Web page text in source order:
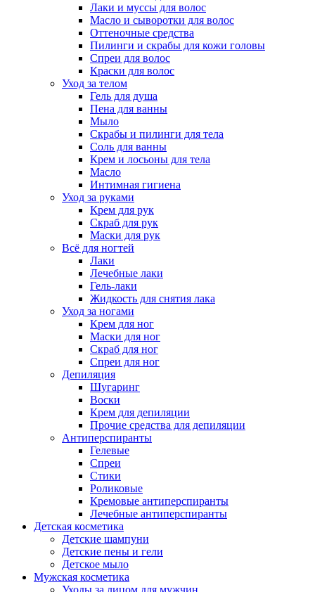
Лаки и муссы для волос
Масло и сыворотки для волос
Оттеночные средства
Пилинги и скрабы для кожи головы
Спреи для волос
Краски для волос
Уход за телом
Гель для душа
Пена для ванны
Мыло
Скрабы и пилинги для тела
Соль для ванны
Крем и лосьоны для тела
Масло
Интимная гигиена
Уход за руками
Крем для рук
Скраб для рук
Маски для рук
Всё для ногтей
Лаки
Лечебные лаки
Гель-лаки
Жидкость для снятия лака
Уход за ногами
Крем для ног
Маски для ног
Скраб для ног
Спреи для ног
Депиляция
Шугаринг
Воски
Крем для депиляции
Прочие средства для депиляции
Антиперспиранты
Гелевые
Спреи
Стики
Роликовые
Кремовые антиперспиранты
Лечебные антиперспиранты
Детская косметика
Детские шампуни
Детские пены и гели
Детское мыло
Мужская косметика
Уходы за лицом для мужчин